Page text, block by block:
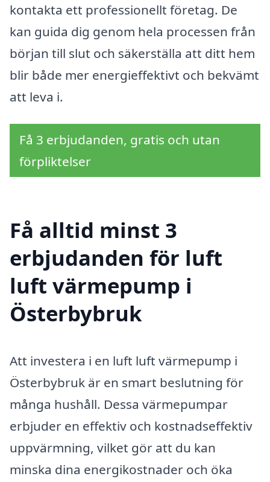
kontakta ett professionellt företag. De
kan guida dig genom hela processen från
början till slut och säkerställa att ditt hem
blir både mer energieffektivt och bekvämt
att leva i.
Få 3 erbjudanden, gratis och utan
förpliktelser
Få alltid minst 3
erbjudanden för luft
luft värmepump i
Österbybruk
Att investera i en luft luft värmepump i
Österbybruk är en smart beslutning för
många hushåll. Dessa värmepumpar
erbjuder en effektiv och kostnadseffektiv
uppvärmning, vilket gör att du kan
minska dina energikostnader och öka